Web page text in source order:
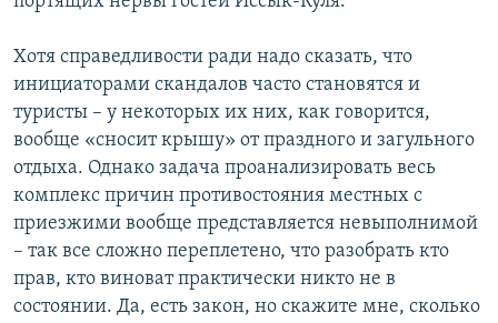
Хотя справедливости ради надо сказать, что
инициаторами скандалов часто становятся и
туристы – у некоторых их них, как говорится,
вообще «сносит крышу» от праздного и загульного
отдыха. Однако задача проанализировать весь
комплекс причин противостояния местных с
приезжими вообще представляется невыполнимой
– так все сложно переплетено, что разобрать кто
прав, кто виноват практически никто не в
состоянии. Да, есть закон, но скажите мне, сколько